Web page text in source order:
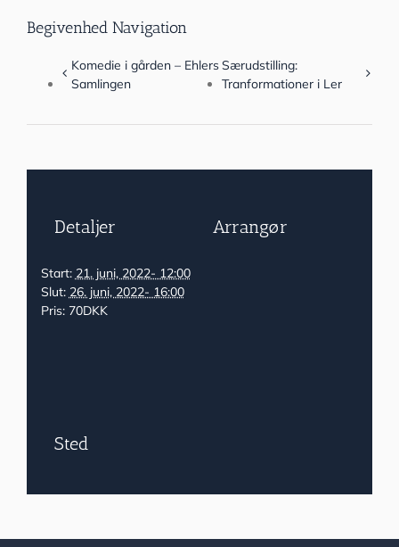
Begivenhed Navigation
Komedie i gården – Ehlers
Samlingen
Særudstilling:
Tranformationer i Ler
Detaljer
Start: 21. juni, 2022- 12:00
Slut: 26. juni, 2022- 16:00
Pris: 70DKK
Arrangør
Sted